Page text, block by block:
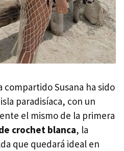
compartido Susana ha sido
paradisíaca, con un
el mismo de la primera
crochet blanca, la
que quedará ideal en